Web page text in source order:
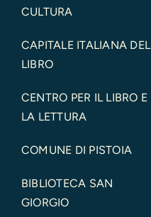
CULTURA
CAPITALE ITALIANA DEL
LIBRO
CENTRO PER IL LIBRO E
LA LETTURA
COMUNE DI PISTOIA
BIBLIOTECA SAN
GIORGIO